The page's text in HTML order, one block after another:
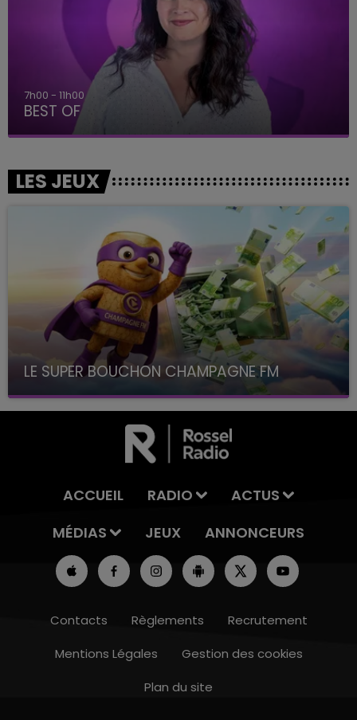
16h00 - 20h00
7h00 - 11h00
BEST OF
LES JEUX
LE SUPER BOUCHON CHAMPAGNE FM
avec La Famille Champagne FM, à 8H10
ACCUEIL RADIO
ACTUS
MÉDIAS
JEUX ANNONCEURS
Contacts Règlements
Recrutement
Mentions Légales
Gestion des cookies
Plan du site